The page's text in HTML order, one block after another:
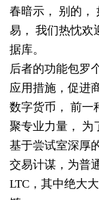
春暗示， 别的，
易， 我们热忱欢
据库。
后者的功能包罗
应用措施，促进
数字货币， 前一
聚专业力量， 为
基于尝试室深厚
交易计谋，为普
LTC，其中绝大